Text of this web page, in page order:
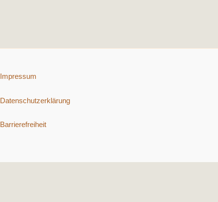
Impressum
Datenschutzerklärung
Barrierefreiheit